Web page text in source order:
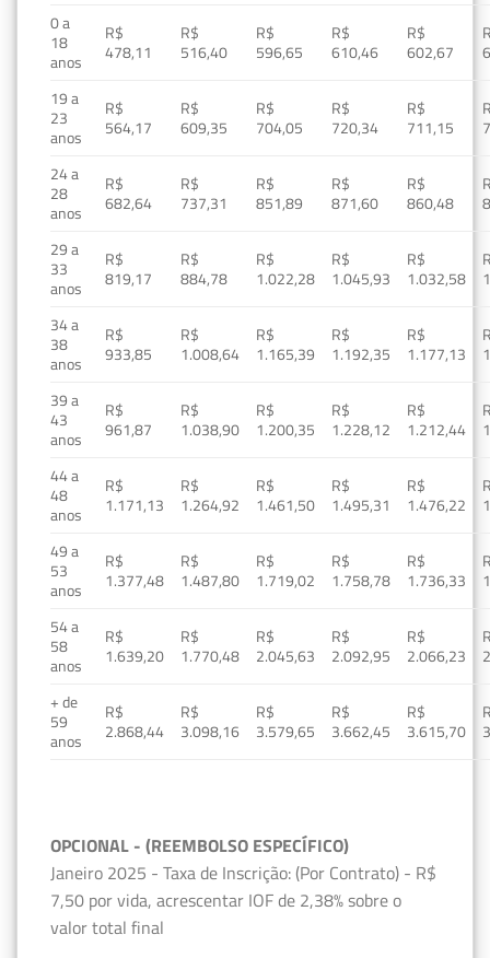
0 a
18
anos
R$
478,11
R$
516,40
R$
596,65
R$
610,46
R$
602,67
19 a
23
anos
R$
564,17
R$
609,35
R$
704,05
R$
720,34
R$
711,15
24 a
28
anos
R$
682,64
R$
737,31
R$
851,89
R$
871,60
R$
860,48
29 a
33
anos
R$
819,17
R$
884,78
R$
1.022,28
R$
1.045,93
R$
1.032,58
34 a
38
anos
R$
933,85
R$
1.008,64
R$
1.165,39
R$
1.192,35
R$
1.177,13
39 a
43
anos
R$
961,87
R$
1.038,90
R$
1.200,35
R$
1.228,12
R$
1.212,44
44 a
48
anos
R$
1.171,13
R$
1.264,92
R$
1.461,50
R$
1.495,31
R$
1.476,22
49 a
53
anos
R$
1.377,48
R$
1.487,80
R$
1.719,02
R$
1.758,78
R$
1.736,33
54 a
58
anos
R$
1.639,20
R$
1.770,48
R$
2.045,63
R$
2.092,95
R$
2.066,23
+ de
59
anos
R$
2.868,44
R$
3.098,16
R$
3.579,65
R$
3.662,45
R$
3.615,70
OPCIONAL - (REEMBOLSO ESPECÍFICO)
Janeiro 2025 - Taxa de Inscrição: (Por Contrato) - R$
7,50 por vida, acrescentar IOF de 2,38% sobre o
valor total final